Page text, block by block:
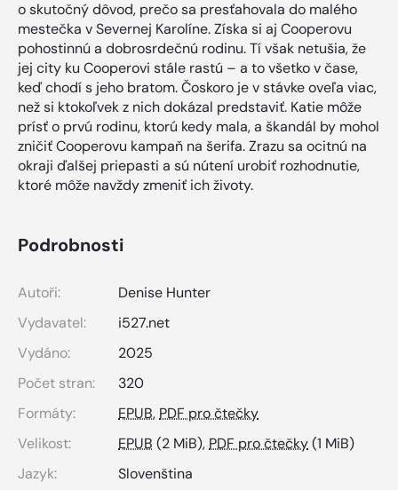
o skutočný dôvod, prečo sa presťahovala do malého
mestečka v Severnej Karolíne. Získa si aj Cooperovu
pohostinnú a dobrosrdečnú rodinu. Tí však netušia, že
jej city ku Cooperovi stále rastú – a to všetko v čase,
keď chodí s jeho bratom. Čoskoro je v stávke oveľa viac,
než si ktokoľvek z nich dokázal predstaviť. Katie môže
prísť o prvú rodinu, ktorú kedy mala, a škandál by mohol
zničiť Cooperovu kampaň na šerifa. Zrazu sa ocitnú na
okraji ďalšej priepasti a sú nútení urobiť rozhodnutie,
ktoré môže navždy zmeniť ich životy.
Podrobnosti
Autoři:
Denise Hunter
Vydavatel:
i527.net
Vydáno:
2025
Počet stran:
320
Formáty:
EPUB, PDF pro čtečky
Velikost:
EPUB (2 MiB), PDF pro čtečky(1 MiB)
Jazyk:
Slovenština